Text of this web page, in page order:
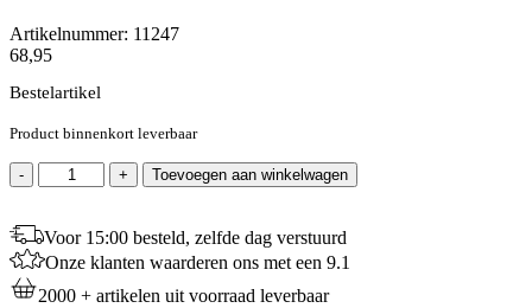
Artikelnummer: 11247
68,95
Bestelartikel
Product binnenkort leverbaar
-
Fruffi
Taart-
Vlaaivulling
Framboos
-
+ Toevoegen aan winkelwagen
Voor 15:00 besteld, zelfde dag verstuurd
Onze klanten waarderen ons met een 9.1
2000 + artikelen uit voorraad leverbaar